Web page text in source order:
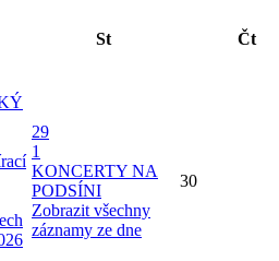
St Čt
29
1
KONCERTY NA
PODSÍNI
Zobrazit všechny
záznamy ze dne
30